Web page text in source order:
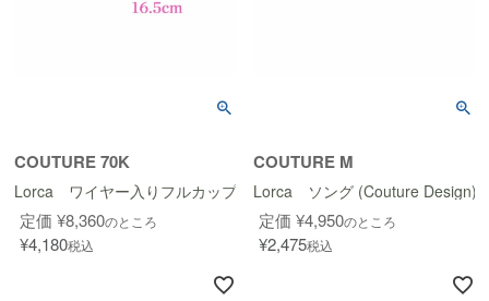
COUTURE 70K
Lorca ワイヤー入りフルカップブラ (Couture Design)
定価 ¥8,360のところ
¥4,180税込
COUTURE M
Lorca ソング (Couture Design)
定価 ¥4,950のところ
¥2,475税込